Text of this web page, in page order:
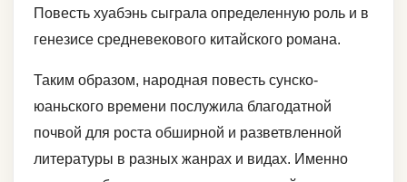
Повесть хуабэнь сыграла определенную роль и в
генезисе средневекового китайского романа.
Таким образом, народная повесть сунско-
юаньского времени послужила благодатной
почвой для роста обширной и разветвленной
литературы в разных жанрах и видах. Именно